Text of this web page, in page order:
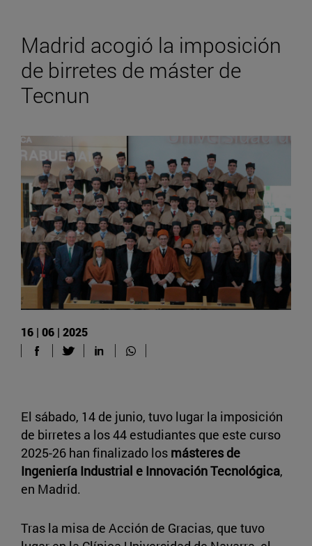
Madrid acogió la imposición
de birretes de máster de
Tecnun
16 | 06 | 2025
El sábado, 14 de junio, tuvo lugar la imposición
de birretes a los 44 estudiantes que este curso
2025-26 han finalizado los másteres de
Ingeniería Industrial e Innovación Tecnológica,
en Madrid.
Tras la misa de Acción de Gracias, que tuvo